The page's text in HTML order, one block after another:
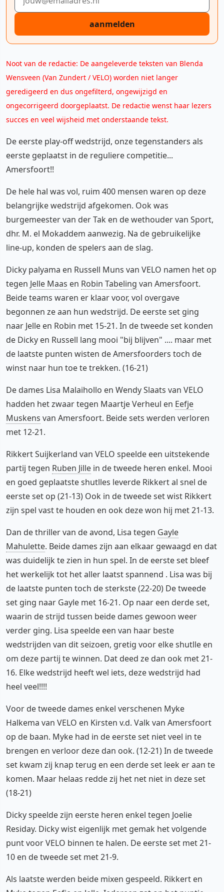
aanmelden
Noot van de redactie: De aangeleverde teksten van Blenda
Wensveen (Van Zundert / VELO) worden niet langer
geredigeerd en dus ongefilterd, ongewijzigd en
ongecorrigeerd doorgeplaatst. De redactie wenst haar lezers
succes en veel wijsheid met onderstaande tekst.
De eerste play-off wedstrijd, onze tegenstanders als
eerste geplaatst in de reguliere competitie...
Amersfoort!!
De hele hal was vol, ruim 400 mensen waren op deze
belangrijke wedstrijd afgekomen. Ook was
burgemeester van der Tak en de wethouder van Sport,
dhr. M. el Mokaddem aanwezig. Na de gebruikelijke
line-up, konden de spelers aan de slag.
Dicky palyama en Russell Muns van VELO namen het op
tegen Jelle Maas en Robin Tabeling van Amersfoort.
Beide teams waren er klaar voor, vol overgave
begonnen ze aan hun wedstrijd. De eerste set ging
naar Jelle en Robin met 15-21. In de tweede set konden
de Dicky en Russell lang mooi "bij blijven" .... maar met
de laatste punten wisten de Amersfoorders toch de
winst naar hun toe te trekken. (16-21)
De dames Lisa Malaihollo en Wendy Slaats van VELO
hadden het zwaar tegen Maartje Verheul en Eefje
Muskens van Amersfoort. Beide sets werden verloren
met 12-21.
Rikkert Suijkerland van VELO speelde een uitstekende
partij tegen Ruben Jille in de tweede heren enkel. Mooi
en goed geplaatste shutlles leverde Rikkert al snel de
eerste set op (21-13) Ook in de tweede set wist Rikkert
zijn spel vast te houden en ook deze won hij met 21-13.
Dan de thriller van de avond, Lisa tegen Gayle
Mahulette. Beide dames zijn aan elkaar gewaagd en dat
was duidelijk te zien in hun spel. In de eerste set bleef
het werkelijk tot het aller laatst spannend . Lisa was bij
de laatste punten toch de sterkste (22-20) De tweede
set ging naar Gayle met 16-21. Op naar een derde set,
waarin de strijd tussen beide dames gewoon weer
verder ging. Lisa speelde een van haar beste
wedstrijden van dit seizoen, gretig voor elke shutlle en
om deze partij te winnen. Dat deed ze dan ook met 21-
16. Elke wedstrijd heeft wel iets, deze wedstrijd had
heel veel!!!!
Voor de tweede dames enkel verschenen Myke
Halkema van VELO en Kirsten v.d. Valk van Amersfoort
op de baan. Myke had in de eerste set niet veel in te
brengen en verloor deze dan ook. (12-21) In de tweede
set kwam zij knap terug en een derde set leek er aan te
komen. Maar helaas redde zij het net niet in deze set
(18-21)
Dicky speelde zijn eerste heren enkel tegen Joelie
Residay. Dicky wist eigenlijk met gemak het volgende
punt voor VELO binnen te halen. De eerste set met 21-
10 en de tweede set met 21-9.
Als laatste werden beide mixen gespeeld. Rikkert en